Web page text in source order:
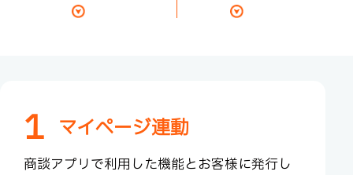
1 マイページ連動
商談アプリで利用した機能とお客様に発行し